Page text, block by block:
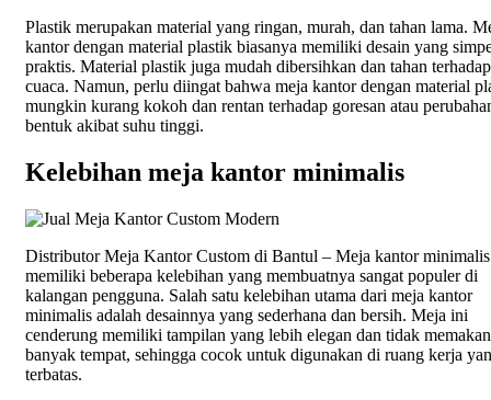
Plastik merupakan material yang ringan, murah, dan tahan lama.
kantor dengan material plastik biasanya memiliki desain yang
praktis. Material plastik juga mudah dibersihkan dan tahan terhadap
cuaca. Namun, perlu diingat bahwa meja kantor dengan material
mungkin kurang kokoh dan rentan terhadap goresan atau
bentuk akibat suhu tinggi.
Kelebihan meja kantor minimalis
Distributor Meja Kantor Custom di Bantul – Meja kantor minimalis
memiliki beberapa kelebihan yang membuatnya sangat populer di
kalangan pengguna. Salah satu kelebihan utama dari meja kantor
minimalis adalah desainnya yang sederhana dan bersih. Meja ini
cenderung memiliki tampilan yang lebih elegan dan tidak memakan
banyak tempat, sehingga cocok untuk digunakan di ruang kerja
terbatas.